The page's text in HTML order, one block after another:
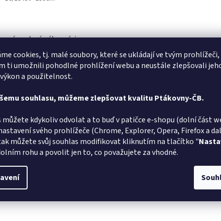
cookies, tj. malé soubory, které se ukládají ve tvým prohlížeči,
ti umožnili pohodlné prohlížení webu a neustále zlepšovali
a použitelnost.
souhlasu, můžeme zlepšovat kvalitu Ptákovny-ČB.
můžete kdykoliv odvolat a to buď v patičce e-shopu (dolní část
svého prohlížeče (Chrome, Explorer, Opera, Firefox a
můžete svůj souhlas modifikovat kliknutím na tlačítko "
rohu a povolit jen to, co považujete za vhodné.
Marta Sládková
Hodnocení obchodu je 5 z 5 hvězdiček.
doručení Vše v
Jiří Zalaba
Hodnocení obchodu je 5 z 5 hvězdiček.
1.8.2026
dodání zboží super
L
Velmi